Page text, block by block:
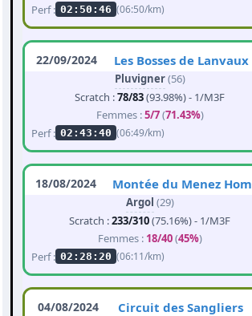
Perf : 02:50:46 (06:50/km)
22/09/2024 Les Bosses de Lanvaux
Pluvigner(56)
Scratch :78/83(93.98%) - 1/M3F
Femmes :5/7(71.43%)
Perf : 02:43:40 (06:49/km)
18/08/2024 Montée du Menez Hom
Argol (29)
Scratch :233/310(75.16%) - 1/M3F
Femmes : 18/40(45%)
Perf : 02:28:20 (06:11/km)
04/08/2024 Circuit des Sangliers